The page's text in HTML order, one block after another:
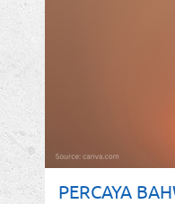
PERCAYA